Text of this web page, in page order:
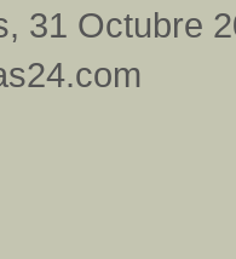
31 Octubre